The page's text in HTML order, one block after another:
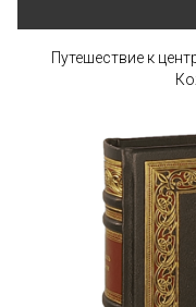
Путешествие к